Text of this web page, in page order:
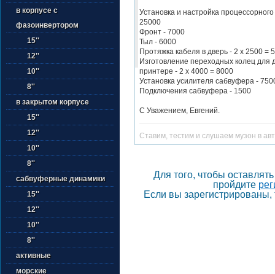
в корпусе с
фазоинвертором
15''
12''
10''
8''
в закрытом корпусе
15''
12''
10''
8''
сабвуферные динамики
15''
12''
10''
8''
активные
морские
Установка и настройка
25000
Фронт - 7000
Тыл - 6000
Протяжка кабеля в дверь - 2 х 2500 =
Изготовление переходных колец для
принтере - 2 х 4000 = 8000
Установка усилителя сабвуфера -
Подключения сабвуфера - 1500
С Уважением, Евгений.
Ставим, тестим и слушаем музон в
Для того, чтобы
пройдите
Если вы